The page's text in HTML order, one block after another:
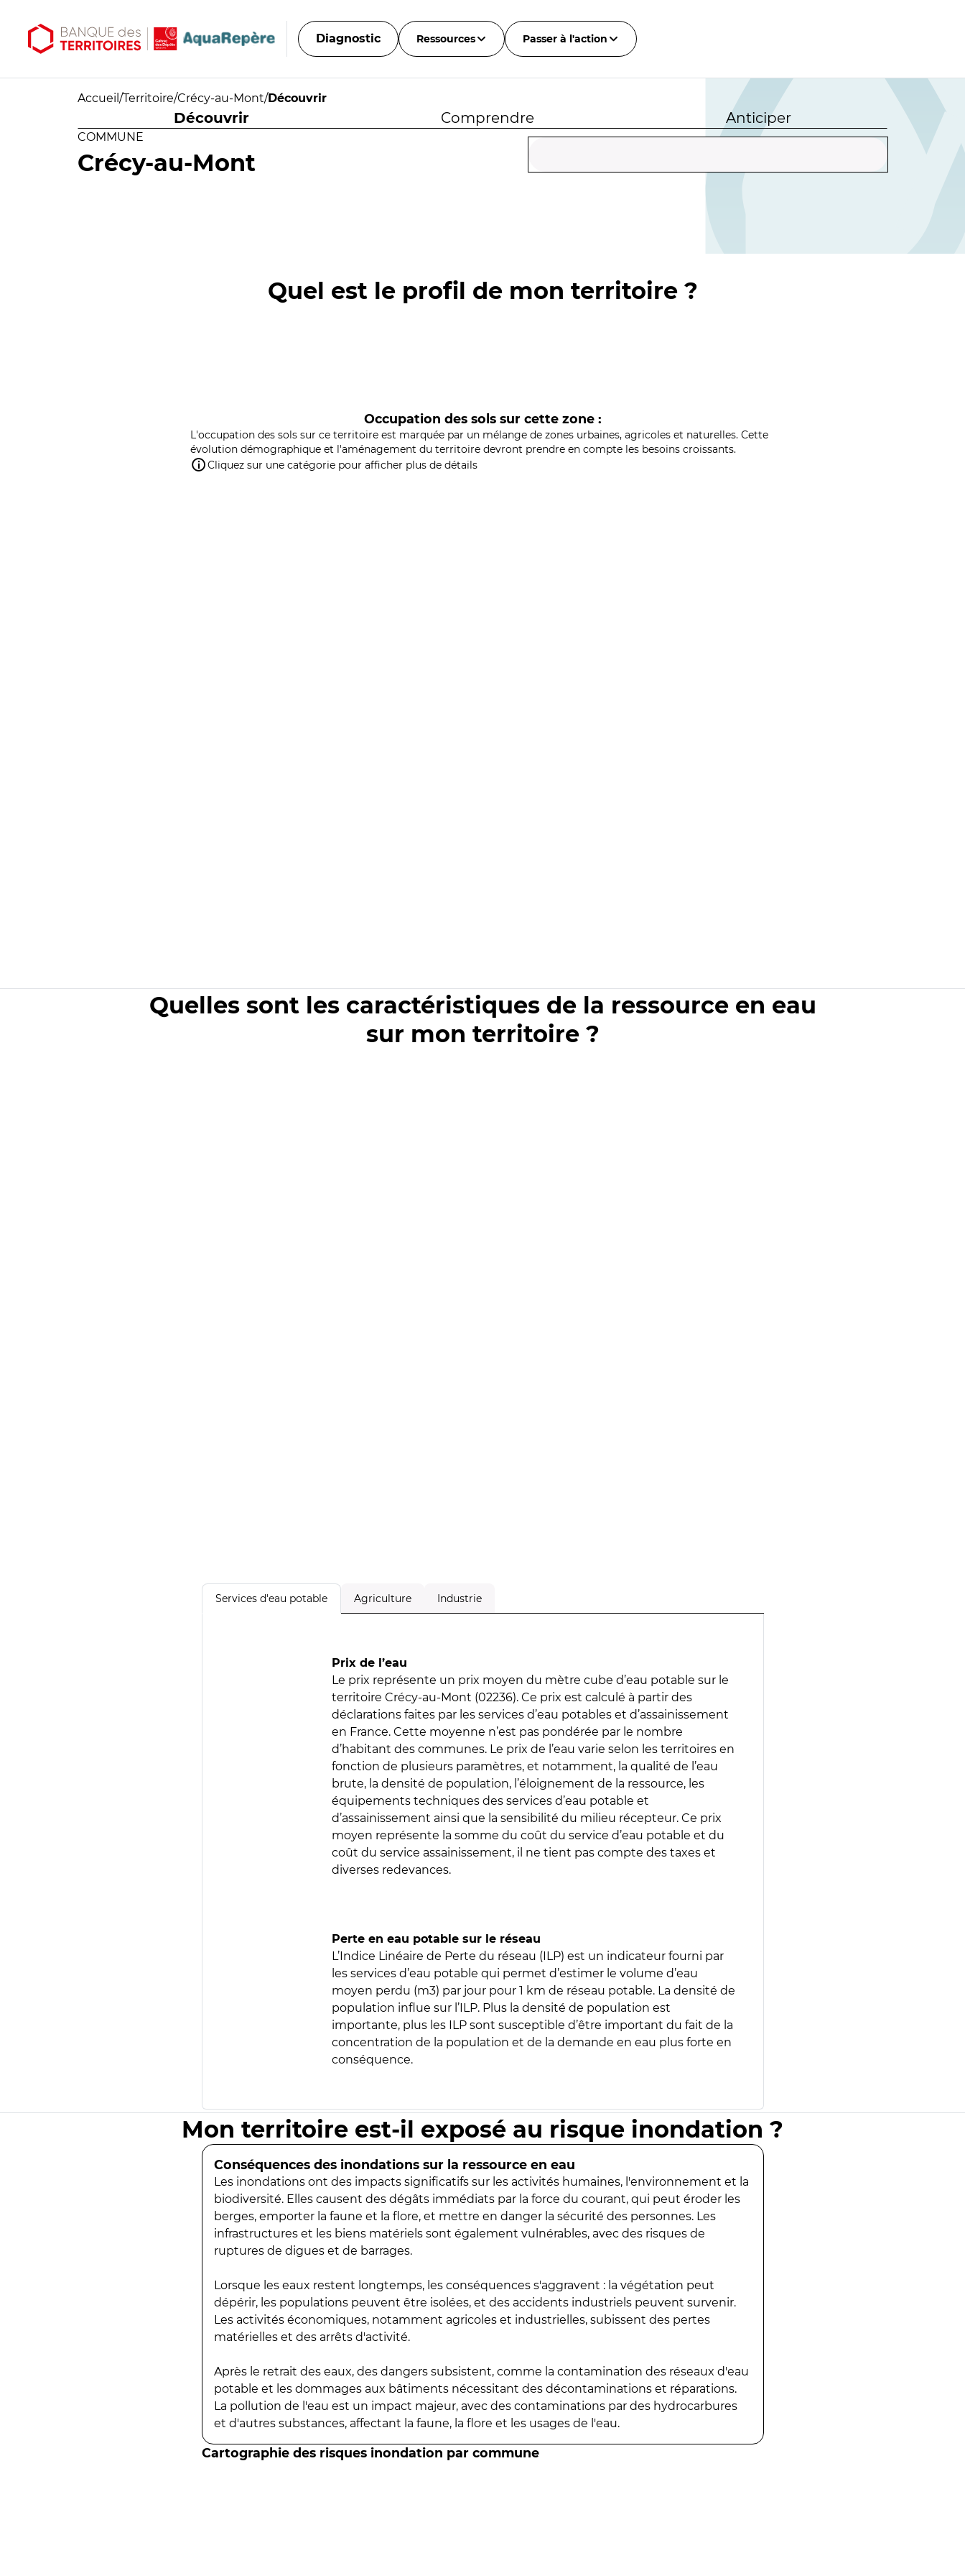
Diagnostic Ressources Passer à l'action
Accueil /Territoire/Crécy-au-Mont/Découvrir
Découvrir Comprendre Anticiper
COMMUNE
Crécy-au-Mont
Quel est le profil de mon territoire ?
Occupation des sols sur cette zone :
L'occupation des sols sur ce territoire est marquée par un mélange de zones urbaines, agricoles et naturelles. Cette
évolution démographique et l'aménagement du territoire devront prendre en compte les besoins croissants.
Cliquez sur une catégorie pour afficher plus de détails
Quelles sont les caractéristiques de la ressource en eau
sur mon territoire ?
Services d'eau potable Agriculture Industrie
Prix de l’eau
Le prix représente un prix moyen du mètre cube d’eau potable sur le
territoire Crécy-au-Mont (02236). Ce prix est calculé à partir des
déclarations faites par les services d’eau potables et d’assainissement
en France. Cette moyenne n’est pas pondérée par le nombre
d’habitant des communes. Le prix de l’eau varie selon les territoires en
fonction de plusieurs paramètres, et notamment, la qualité de l’eau
brute, la densité de population, l’éloignement de la ressource, les
équipements techniques des services d’eau potable et
d’assainissement ainsi que la sensibilité du milieu récepteur. Ce prix
moyen représente la somme du coût du service d’eau potable et du
coût du service assainissement, il ne tient pas compte des taxes et
diverses redevances.
Perte en eau potable sur le réseau
L’Indice Linéaire de Perte du réseau (ILP) est un indicateur fourni par
les services d’eau potable qui permet d’estimer le volume d’eau
moyen perdu (m3) par jour pour 1 km de réseau potable. La densité de
population influe sur l’ILP. Plus la densité de population est
importante, plus les ILP sont susceptible d’être important du fait de la
concentration de la population et de la demande en eau plus forte en
conséquence.
Mon territoire est-il exposé au risque inondation ?
Conséquences des inondations sur la ressource en eau
Les inondations ont des impacts significatifs sur les activités humaines, l'environnement et la
biodiversité. Elles causent des dégâts immédiats par la force du courant, qui peut éroder les
berges, emporter la faune et la flore, et mettre en danger la sécurité des personnes. Les
infrastructures et les biens matériels sont également vulnérables, avec des risques de
ruptures de digues et de barrages.
Lorsque les eaux restent longtemps, les conséquences s'aggravent : la végétation peut
dépérir, les populations peuvent être isolées, et des accidents industriels peuvent survenir.
Les activités économiques, notamment agricoles et industrielles, subissent des pertes
matérielles et des arrêts d'activité.
Après le retrait des eaux, des dangers subsistent, comme la contamination des réseaux d'eau
potable et les dommages aux bâtiments nécessitant des décontaminations et réparations.
La pollution de l'eau est un impact majeur, avec des contaminations par des hydrocarbures
et d'autres substances, affectant la faune, la flore et les usages de l'eau.
Cartographie des risques inondation par commune